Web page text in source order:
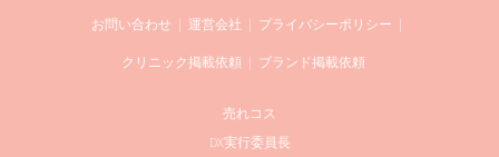
お問い合わせ 運営会社 プライバシーポリシー
クリニック掲載依頼 ブランド掲載依頼
売れコス
DX実行委員長